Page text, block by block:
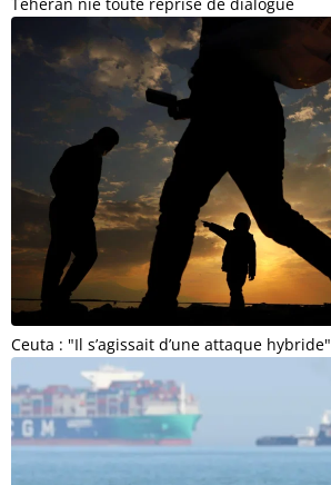
Ceuta : "Il s’agissait d’une attaque hybride"